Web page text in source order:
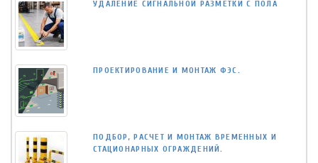
УДАЛЕНИЕ СИГНАЛЬНОЙ РАЗМЕТКИ С ПОЛА
ПРОЕКТИРОВАНИЕ И МОНТАЖ ФЭС.
ПОДБОР, РАСЧЕТ И МОНТАЖ ВРЕМЕННЫХ И
СТАЦИОНАРНЫХ ОГРАЖДЕНИЙ.